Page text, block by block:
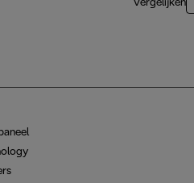
Vergelijken